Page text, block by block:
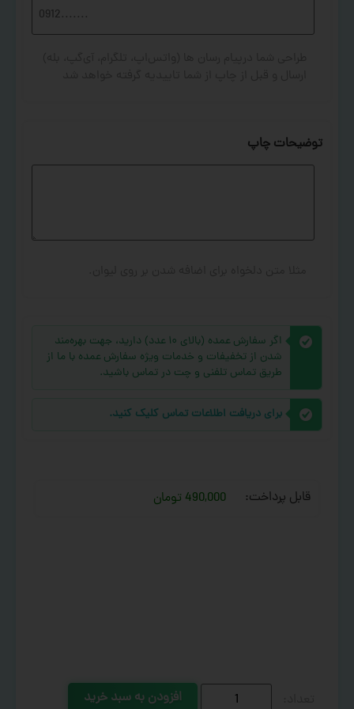
توضیحات چاپ
اگر سفارش عمده (بالای ۱۰ عدد) دارید، جهت بهره‌مند
شدن از تخفیفات و خدمات ویژه سفارش عمده با ما از
طریق تماس تلفنی و چت در تماس باشید.
برای دریافت اطلاعات تماس کلیک کنید.
قابل پرداخت: 490,000 تومان
افزودن به سبد خرید